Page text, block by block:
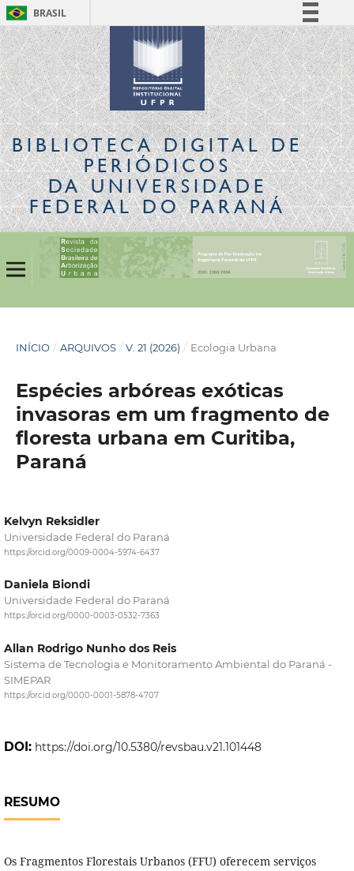
BRASIL
Simplifique!
Comunica BR
Participe
Acesso à informação
Legislação
Canais
BIBLIOTECA DIGITALDE
PERIÓDICOS
DA UNIVERSIDADE
FEDERAL DO PARANÁ
INÍCIO / ARQUIVOS / V. 21 (2026) / Ecologia Urbana
Espécies arbóreas exóticas
invasoras em um fragmento de
floresta urbana em Curitiba,
Paraná
Kelvyn Reksidler
Universidade Federal do Paraná
https://orcid.org/0009-0004-5974-6437
Daniela Biondi
Universidade Federal do Paraná
https://orcid.org/0000-0003-0532-7363
Allan Rodrigo Nunho dos Reis
Sistema de Tecnologia e Monitoramento Ambiental do Paraná -
SIMEPAR
https://orcid.org/0000-0001-5878-4707
DOI: https://doi.org/10.5380/revsbau.v21.101448
RESUMO
Os Fragmentos Florestais Urbanos (FFU) oferecem serviços